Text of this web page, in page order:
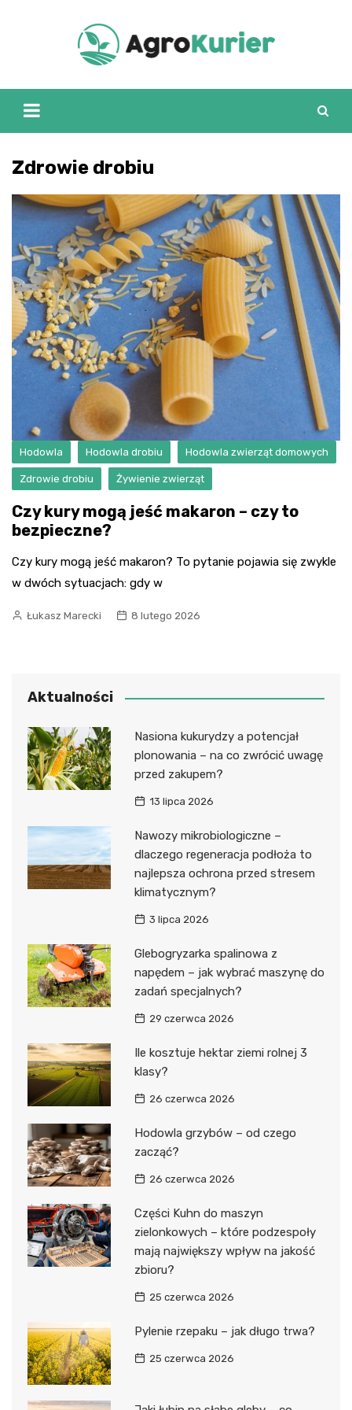
Zdrowie drobiu
Hodowla Hodowla drobiu Hodowla zwierząt domowych
Zdrowie drobiu Żywienie zwierząt
Czy kury mogą jeść makaron – czy to
bezpieczne?
Czy kury mogą jeść makaron? To pytanie pojawia się zwykle
w dwóch sytuacjach: gdy w
Łukasz Marecki 8 lutego 2026
Aktualności
Nasiona kukurydzy a potencjał
plonowania – na co zwrócić uwagę
przed zakupem?
13 lipca 2026
Nawozy mikrobiologiczne –
dlaczego regeneracja podłoża to
najlepsza ochrona przed stresem
klimatycznym?
3 lipca 2026
Glebogryzarka spalinowa z
napędem – jak wybrać maszynę do
zadań specjalnych?
29 czerwca 2026
Ile kosztuje hektar ziemi rolnej 3
klasy?
26 czerwca 2026
Hodowla grzybów – od czego
zacząć?
26 czerwca 2026
Części Kuhn do maszyn
zielonkowych – które podzespoły
mają największy wpływ na jakość
zbioru?
25 czerwca 2026
Pylenie rzepaku – jak długo trwa?
25 czerwca 2026